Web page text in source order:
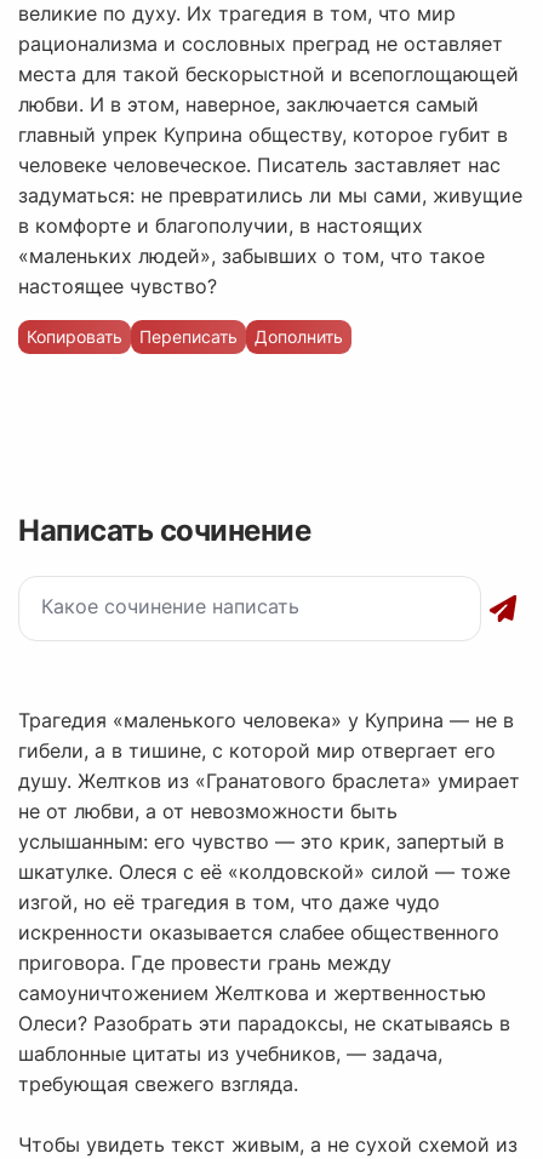
великие по духу. Их трагедия в том, что мир
рационализма и сословных преград не оставляет
места для такой бескорыстной и всепоглощающей
любви. И в этом, наверное, заключается самый
главный упрек Куприна обществу, которое губит в
человеке человеческое. Писатель заставляет нас
задуматься: не превратились ли мы сами, живущие
в комфорте и благополучии, в настоящих
«маленьких людей», забывших о том, что такое
настоящее чувство?
Копировать Переписать Дополнить
Написать сочинение
Трагедия «маленького человека» у Куприна — не в
гибели, а в тишине, с которой мир отвергает его
душу. Желтков из «Гранатового браслета» умирает
не от любви, а от невозможности быть
услышанным: его чувство — это крик, запертый в
шкатулке. Олеся с её «колдовской» силой — тоже
изгой, но её трагедия в том, что даже чудо
искренности оказывается слабее общественного
приговора. Где провести грань между
самоуничтожением Желткова и жертвенностью
Олеси? Разобрать эти парадоксы, не скатываясь в
шаблонные цитаты из учебников, — задача,
требующая свежего взгляда.
Чтобы увидеть текст живым, а не сухой схемой из